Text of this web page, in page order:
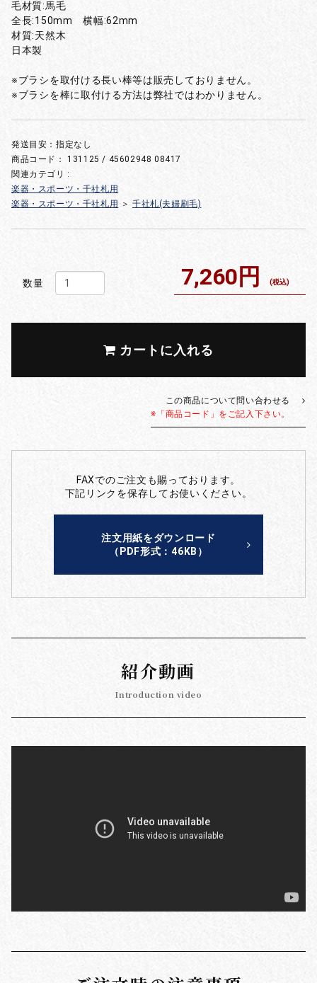
毛材質:馬毛
全長:150mm 横幅:62mm
材質:天然木
日本製
※ブラシを取付ける長い棒等は販売しておりません。
※ブラシを棒に取付ける方法は弊社ではわかりません。
発送目安：指定なし
商品コード：131125 / 45602948 08417
関連カテゴリ :
楽器・スポーツ・千社札用
楽器・スポーツ・千社札用
＞ 千社札(夫婦刷毛)
数量 7,260円 (税込)
カートに入れる
この商品について問い合わせる
※「商品コード」をご記入下さい。
FAXでのご注文も賜っております。
下記リンクを保存してお使いください。
注文用紙をダウンロード
（PDF形式：46KB）
紹介動画
Introduction video